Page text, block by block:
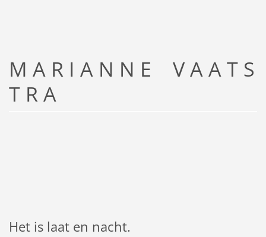
M A R I A N N E V A A T S
T R A
Het is laat en nacht.